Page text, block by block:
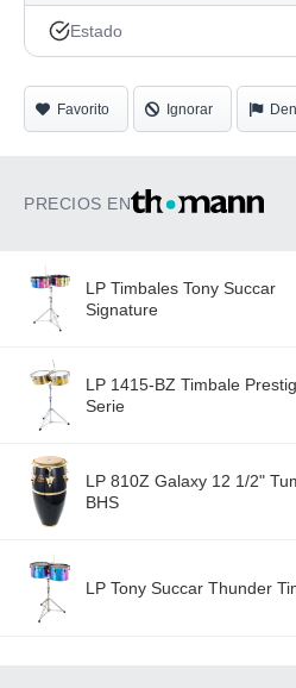
Estado
Favorito Ignorar
PRECIOS EN
LP Timbales Tony Succar
Signature
LP 1415-BZ Timbale
Serie
LP 810Z Galaxy 12 1/2"
BHS
LP Tony Succar Thunder